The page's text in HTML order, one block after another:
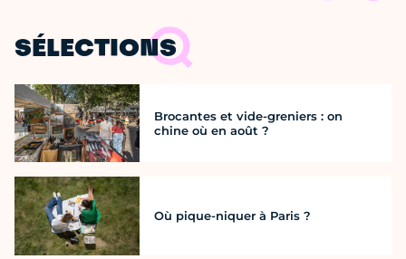
SÉLECTIONS
Brocantes et vide-greniers : on
chine où en août ?
Où pique-niquer à Paris ?